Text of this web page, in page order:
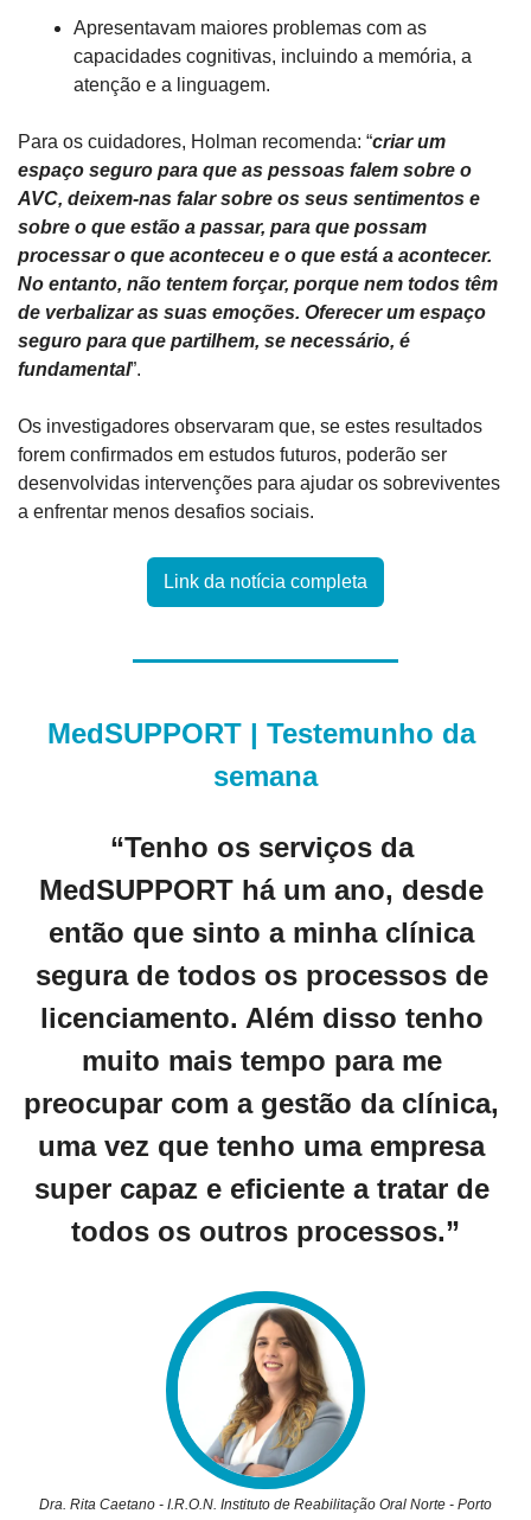
Apresentavam maiores problemas com as
capacidades cognitivas, incluindo a memória, a
atenção e a linguagem.
Para os cuidadores, Holman recomenda: “criar um
espaço seguro para que as pessoas falem sobre o
AVC, deixem-nas falar sobre os seus sentimentos e
sobre o que estão a passar, para que possam
processar o que aconteceu e o que está a acontecer.
No entanto, não tentem forçar, porque nem todos têm
de verbalizar as suas emoções. Oferecer um espaço
seguro para que partilhem, se necessário, é
fundamental”.
Os investigadores observaram que, se estes resultados
forem confirmados em estudos futuros, poderão ser
desenvolvidas intervenções para ajudar os sobreviventes
a enfrentar menos desafios sociais.
Link da notícia completa
MedSUPPORT | Testemunho da
semana
“Tenho os serviços da
MedSUPPORT há um ano, desde
então que sinto a minha clínica
segura de todos os processos de
licenciamento. Além disso tenho
muito mais tempo para me
preocupar com a gestão da clínica,
uma vez que tenho uma empresa
super capaz e eficiente a tratar de
todos os outros processos.”
Dra. Rita Caetano - I.R.O.N. Instituto de Reabilitação Oral Norte - Porto